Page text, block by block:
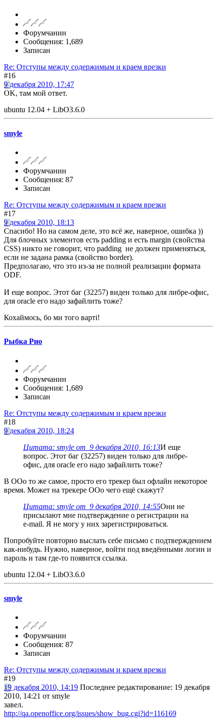
Форумчанин
Сообщения: 1,689
Записан
Re: Отступы между содержимым и краем врезки
#16
9 декабря 2010, 17:47
OK, там мой ответ.
ubuntu 12.04 + LibO3.6.0
smyle
Форумчанин
Сообщения: 87
Записан
Re: Отступы между содержимым и краем врезки
#17
9 декабря 2010, 18:13
Спасибо! Но на самом деле, это всё же, наверное, ошибка ))
Для блочных элементов есть padding и есть margin (свойства
CSS) никто не говорит, что padding не должен применяться,
если не задана рамка (свойство border).
Предполагаю, что это из-за не полной реализации формата
ODF.
И еще вопрос. Этот баг (32257) виден только для либре-офис,
для oracle его надо зафайлить тоже?
Кохаймось, бо ми того варті!
Рыбка Рио
Форумчанин
Сообщения: 1,689
Записан
Re: Отступы между содержимым и краем врезки
#18
9 декабря 2010, 18:24
Цитата: smyle от 9 декабря 2010, 16:13И еще
вопрос. Этот баг (32257) виден только для либре-
офис, для oracle его надо зафайлить тоже?
В OOo то же самое, просто его трекер был офлайн некоторое
время. Может на трекере OOo чего ещё скажут?
Цитата: smyle от 9 декабря 2010, 14:55Oни не
присылают мне подтверждение о регистрации на
e-mail. Я не могу у них зарегистрироваться.
Попробуйте повторно выслать себе письмо с подтверждением
как-нибудь. Нужно, наверное, войти под введёнными логин и
пароль и там где-то появится ссылка.
ubuntu 12.04 + LibO3.6.0
smyle
Форумчанин
Сообщения: 87
Записан
Re: Отступы между содержимым и краем врезки
#19
19 декабря 2010, 14:19 Последнее редактирование: 19 декабря
2010, 14:21 от smyle
завел.
http://qa.openoffice.org/issues/show_bug.cgi?id=116169